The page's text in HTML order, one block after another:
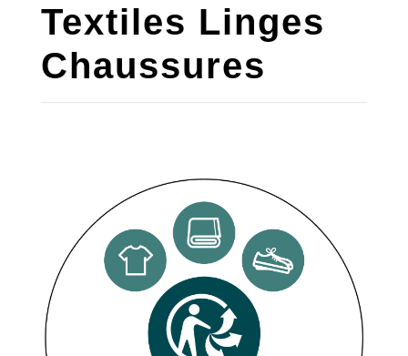
Textiles Linges
Chaussures